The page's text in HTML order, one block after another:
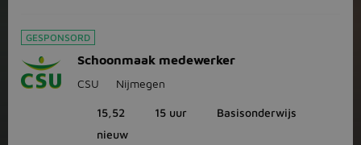
GESPONSORD
Schoonmaak medewerker
CSU Nijmegen
15,52 15 uur
Basisonderwijs
nieuw